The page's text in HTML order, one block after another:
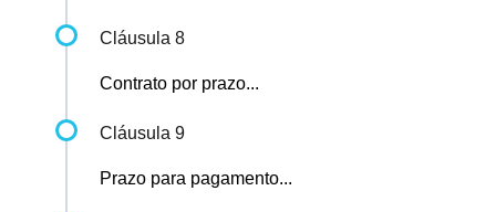
Cláusula 8
Contrato por prazo...
Cláusula 9
Prazo para pagamento...